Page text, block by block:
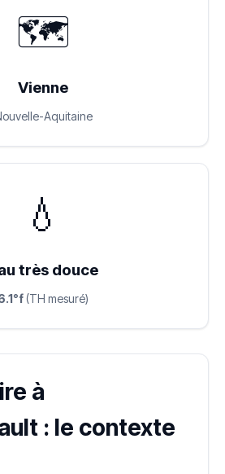
🗺️
Vienne
Aquitaine
💧
très douce
(TH mesuré)
à
: le contexte